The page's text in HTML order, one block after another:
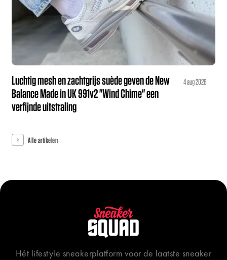
Luchtig mesh en zachtgrijs suède geven de New
Balance Made in UK 991v2 "Wind Chime" een
verfijnde uitstraling
4 aug 2026
Alle artikelen
Hét lifestyle sneakerplatform voor de laatste sneaker